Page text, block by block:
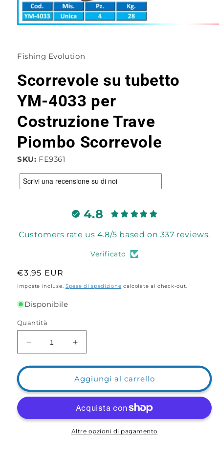
in
Fishing Evolution
Scorrevole su tubetto
YM-4033 per
Costruzione Trave
Piombo Scorrevole
SKU: FE9361
4.8
Customers rate us 4.8/5 based on 337 reviews.
Verificato
Prezzo
di
€3,95 EUR
Imposte incluse. Spese di spedizione calcolate al check-out.
Disponibile
Quantità
Diminuisci
quantità
per
su
tubetto
4033
Aumenta
quantità
per
Scorrevole
su
tubetto
YM-
4033
per
Aggiungi al carrello
Altre opzioni di pagamento